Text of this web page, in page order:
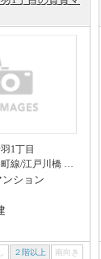
1丁目
東京地下鉄有楽町線/江戸川橋 徒歩3分
ンション
２階以上 南向き